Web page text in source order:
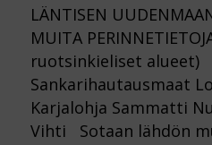
LÄNTISEN
MUITA
ruotsinkieliset alueet)
Sankarihautausmaat
Karjalohja Sammatti
Vihti Sotaan lähdön